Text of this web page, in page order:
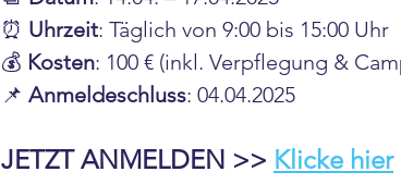
⏰ Uhrzeit: Täglich von 9:00 bis 15:00 Uhr
💰 Kosten: 100 € (inkl. Verpflegung &
📌 Anmeldeschluss: 04.04.2025
JETZT ANMELDEN >> Klicke hier